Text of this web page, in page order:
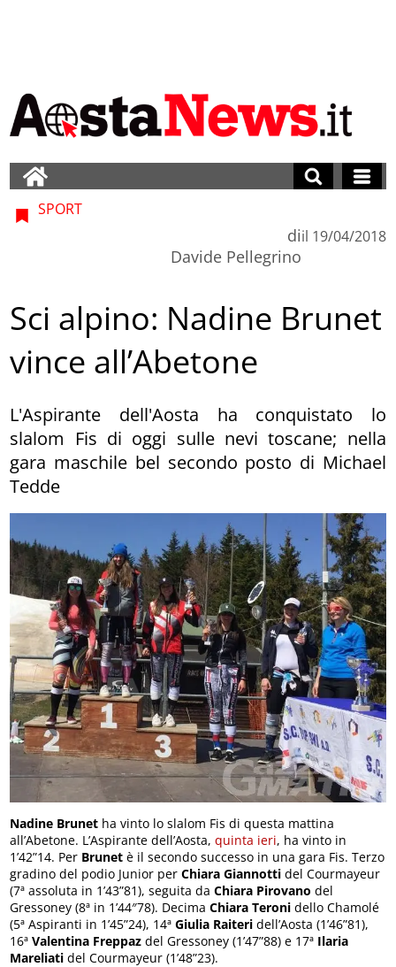
SPORT
di
Davide Pellegrino
il 19/04/2018
Sci alpino: Nadine Brunet
vince all’Abetone
L'Aspirante dell'Aosta ha conquistato lo
slalom Fis di oggi sulle nevi toscane; nella
gara maschile bel secondo posto di Michael
Tedde
Nadine Brunet ha vinto lo slalom Fis di questa mattina
all’Abetone. L’Aspirante dell’Aosta,quinta ieri, ha vinto in
1’42”14. Per Brunet è il secondo successo in una gara Fis. Terzo
gradino del podio Junior perChiara Giannotti del Courmayeur
(7ª assoluta in 1’43”81), seguita daChiara Pirovano del
Gressoney (8ª in 1’44″78). DecimaChiara Teroni dello Chamolé
(5ª Aspiranti in 1’45”24), 14ªGiulia Raiteri dell’Aosta (1’46”81),
16ªValentina Freppaz del Gressoney (1’47”88) e 17ª Ilaria
Mareliati del Courmayeur (1’48”23).